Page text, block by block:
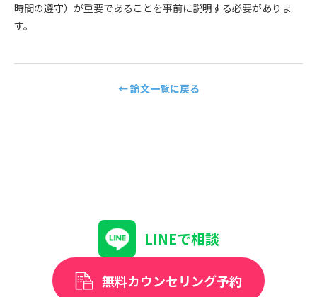
時間の遵守）が重要であることを事前に説明する必要がありま
す。
← 論文一覧に戻る
LINEで相談
無料カウンセリング予約